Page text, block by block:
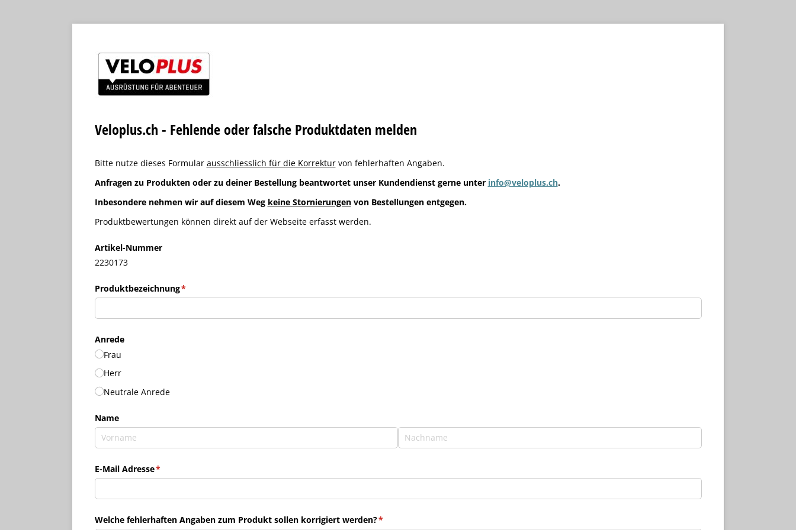
Veloplus.ch - Fehlende oder falsche Produktdaten melden
Bitte nutze dieses Formular ausschliesslich für die Korrekturvon fehlerhaften Angaben.
Anfragen zu Produkten oder zu deiner Bestellung beantwortet unser Kundendienst gerne unter info@veloplus.ch.
Inbesondere nehmen wir auf diesem Weg keine Stornierungenvon Bestellungen entgegen.
Produktbewertungen können direkt auf der Webseite erfasst werden.
Artikel-Nummer
2230173
Produktbezeichnung*
(erforderlich)
Anrede
Frau
Herr
Neutrale Anrede
Name
E-Mail Adresse*
(erforderlich)
Welche fehlerhaften Angaben zum Produkt sollen korrigiert werden?*
(erforderlich)